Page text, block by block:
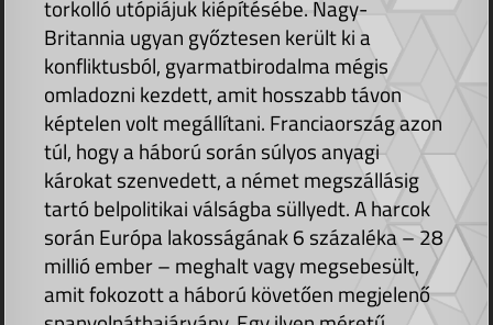
torkolló utópiájuk kiépítésébe. Nagy-
Britannia ugyan győztesen került ki a
konfliktusból, gyarmatbirodalma mégis
omladozni kezdett, amit hosszabb távon
képtelen volt megállítani. Franciaország azon
túl, hogy a háború során súlyos anyagi
károkat szenvedett, a német megszállásig
tartó belpolitikai válságba süllyedt. A harcok
során Európa lakosságának 6 százaléka – 28
millió ember – meghalt vagy megsebesült,
amit fokozott a háború követően megjelenő